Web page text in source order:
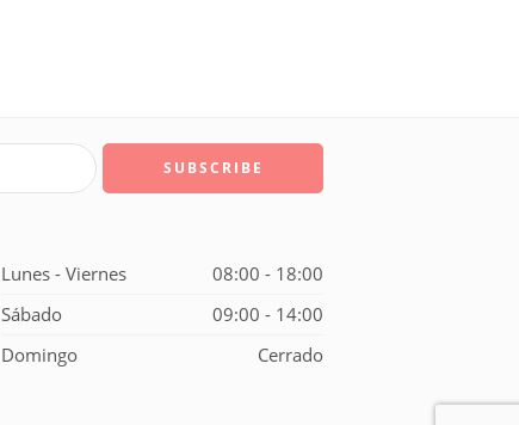
Lunes - Viernes
08:00 - 18:00
Sábado
09:00 - 14:00
Domingo
Cerrado